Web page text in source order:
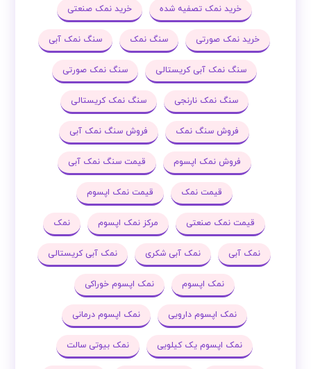
خرید نمک تصفیه شده خرید نمک صنعتی
خرید نمک صورتی سنگ نمک سنگ نمک آبی
سنگ نمک آبی کریستالی سنگ نمک صورتی
سنگ نمک نارنجی سنگ نمک کریستالی
فروش سنگ نمک فروش سنگ نمک آبی
فروش نمک اپسوم قیمت سنگ نمک آبی
قیمت نمک قیمت نمک اپسوم
قیمت نمک صنعتی مرکز نمک اپسوم نمک
نمک آبی نمک آبی شکری نمک آبی کریستالی
نمک اپسوم نمک اپسوم خوراکی
نمک اپسوم دارویی نمک اپسوم درمانی
نمک اپسوم یک کیلویی نمک بیوتی سالت